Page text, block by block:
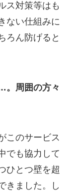
ス対策等はも
ない仕組みに
ろん防げると
周囲の方々
このサービス
でも協力して
ひとつ壁を超
きました。し